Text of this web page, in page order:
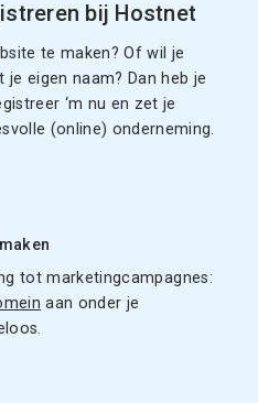
bij Hostnet
te maken? Of wil je
eigen naam? Dan heb je
‘m nu en zet je
(online) onderneming.
tot marketingcampagnes:
aan onder je